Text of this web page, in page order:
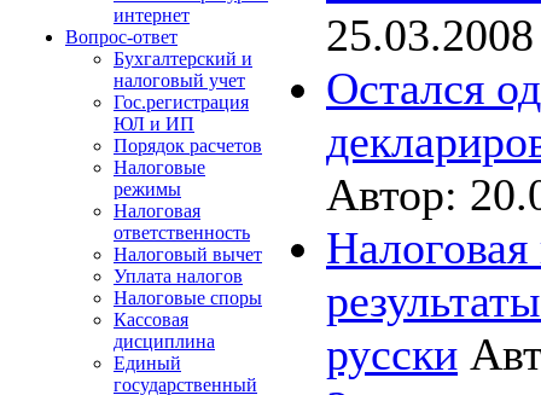
интернет
Вопрос-ответ
Бухгалтерский и
налоговый учет
Гос.регистрация
ЮЛ и ИП
Порядок расчетов
Налоговые
режимы
Налоговая
ответственность
Налоговый вычет
Уплата налогов
Налоговые споры
Кассовая
дисциплина
Единый
государственный
25.03.2008
Остался
Автор:
русски